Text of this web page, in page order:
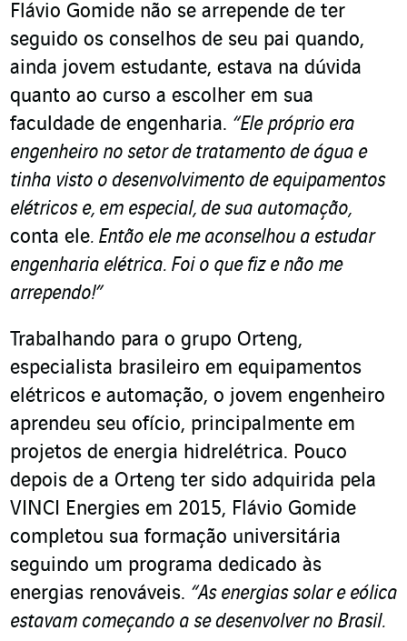
Flávio Gomide não se arrepende de ter
seguido os conselhos de seu pai quando,
ainda jovem estudante, estava na dúvida
quanto ao curso a escolher em sua
faculdade de engenharia. “Ele próprio era
engenheiro no setor de tratamento de água e
tinha visto o desenvolvimento de equipamentos
elétricos e, em especial, de sua automação,
conta ele. Então ele me aconselhou a estudar
engenharia elétrica. Foi o que fiz e não me
arrependo!”
Trabalhando para o grupo Orteng,
especialista brasileiro em equipamentos
elétricos e automação, o jovem engenheiro
aprendeu seu ofício, principalmente em
projetos de energia hidrelétrica. Pouco
depois de a Orteng ter sido adquirida pela
VINCI Energies em 2015, Flávio Gomide
completou sua formação universitária
seguindo um programa dedicado às
energias renováveis. “As energias solar e eólica
estavam começando a se desenvolver no Brasil.